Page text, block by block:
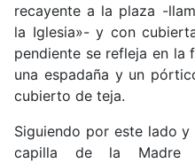
recayente a la plaza -
la Iglesia»- y con
pendiente se refleja en la
una espadaña y un
cubierto de teja.
Siguiendo por este lado y
capilla de la Madre